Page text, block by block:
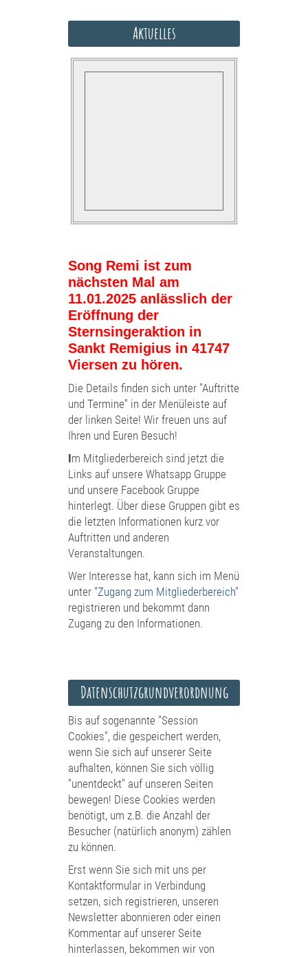
Aktuelles
Song Remi ist zum
nächsten Mal am
11.01.2025 anlässlich der
Eröffnung der
Sternsingeraktion in
Sankt Remigius in 41747
Viersen zu hören.
Die Details finden sich unter "Auftritte
und Termine" in der Menüleiste auf
der linken Seite! Wir freuen uns auf
Ihren und Euren Besuch!
Im Mitgliederbereich sind jetzt die
Links auf unsere Whatsapp Gruppe
und unsere Facebook Gruppe
hinterlegt. Über diese Gruppen gibt es
die letzten Informationen kurz vor
Auftritten und anderen
Veranstaltungen.
Wer Interesse hat, kann sich im Menü
unter "Zugang zum Mitgliederbereich"
registrieren und bekommt dann
Zugang zu den Informationen.
Datenschutzgrundverordnung
Bis auf sogenannte "Session
Cookies", die gespeichert werden,
wenn Sie sich auf unserer Seite
aufhalten, können Sie sich völlig
"unentdeckt" auf unseren Seiten
bewegen! Diese Cookies werden
benötigt, um z.B. die Anzahl der
Besucher (natürlich anonym) zählen
zu können.
Erst wenn Sie sich mit uns per
Kontaktformular in Verbindung
setzen, sich registrieren, unseren
Newsletter abonnieren oder einen
Kommentar auf unserer Seite
hinterlassen, bekommen wir von